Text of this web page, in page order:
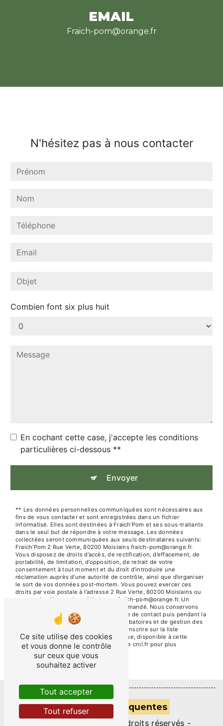
EMAIL
fraich-pom@orange.fr
N'hésitez pas à nous contacter
Combien font six plus huit
En cochant cette case, j'accepte les conditions
particulières ci-dessous **
Envoyer
** Les données personnelles communiquées sont nécessaires aux
fins de vous contacter et sont enregistrées dans un fichier
informatisé. Elles sont destinées à Fraich'Pom et ses sous-traitants
dans le seul but de répondre à votre message. Les données
collectées seront communiquées aux seuls destinataires suivants:
Fraich'Pom 2 Rue Verte, 80200 Moislains fraich-pom@orange.fr.
Vous disposez de droits d’accès, de rectification, d’effacement, de
portabilité, de limitation, d’opposition, de retrait de votre
consentement à tout moment et du droit d’introduire une
réclamation auprès d’une autorité de contrôle, ainsi que d’organiser
le sort de vos données post-mortem. Vous pouvez exercer ces
droits par voie postale à l'adresse 2 Rue Verte, 80200 Moislains ou
par courrier électronique à l'adresse fraich-pom@orange.fr. Un
justificatif d'identité pourra vous être demandé. Nous conservons
vos données pendant la période de prise de contact puis pendant la
durée de prescription légale aux fins probatoires et de gestion des
contentieux. Vous avez le droit de vous inscrire sur la liste
d'opposition au démarchage téléphonique, disponible à cette
adresse: Bloctel.gouv.fr . Consultez le site cnil.fr pour plus
Recherches fréquentes
- 2026 - Tous droits réservés -
Ce site utilise des cookies
et vous donne le contrôle
sur ceux que vous
souhaitez activer
Tout accepter
Tout refuser